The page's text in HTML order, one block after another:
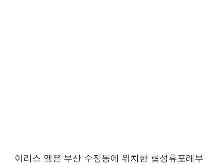
이리스 엠은 부산 수정동에 위치한 협성휴포레부